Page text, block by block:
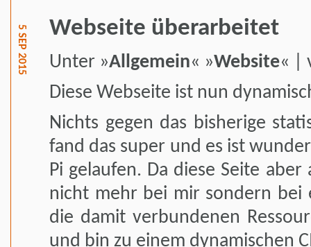
5 SEP 2015 Webseite überarbeitet
Unter »Allgemein« »Website« |
Diese Webseite ist nun
Nichts gegen das bisherige
fand das super und es ist
Pi gelaufen. Da diese Seite
nicht mehr bei mir sondern bei
die damit verbundenen
und bin zu einem dynamischen